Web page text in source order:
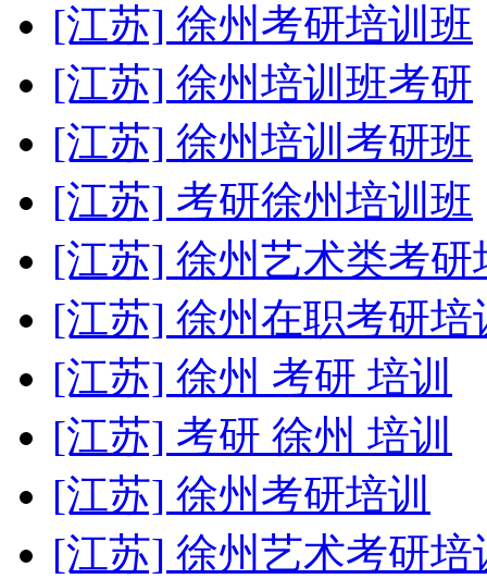
[江苏] 徐州考研培训班
[江苏] 徐州培训班考研
[江苏] 徐州培训考研班
[江苏] 考研徐州培训班
[江苏] 徐州艺术类考研
[江苏] 徐州在职考研培
[江苏] 徐州 考研 培训
[江苏] 考研 徐州 培训
[江苏] 徐州考研培训
[江苏] 徐州艺术考研培